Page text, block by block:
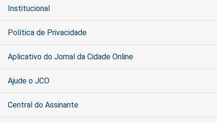
Institucional
Política de Privacidade
Aplicativo do Jornal da Cidade Online
Ajude o JCO
Central do Assinante